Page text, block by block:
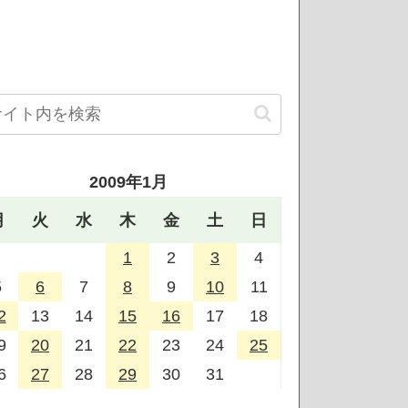
2009年1月
火 水 木 金 土 日
1 2 3
4
6 7 8 9 10
11
13 14 15 16 17
18
20 21 22 23 24
25
27 28 29 30 31